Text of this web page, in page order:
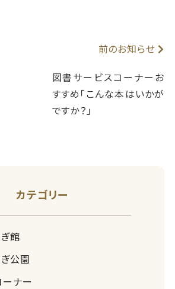
前のお知らせ
図書サービスコーナーお
すすめ「こんな本はいかが
ですか？」
カテゴリー
館
公園
ナー